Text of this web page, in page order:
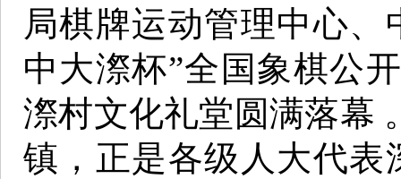
局棋牌运动管理中心、
中大漈杯”全国象棋公
漈村文化礼堂圆满落幕
镇，正是各级人大代表